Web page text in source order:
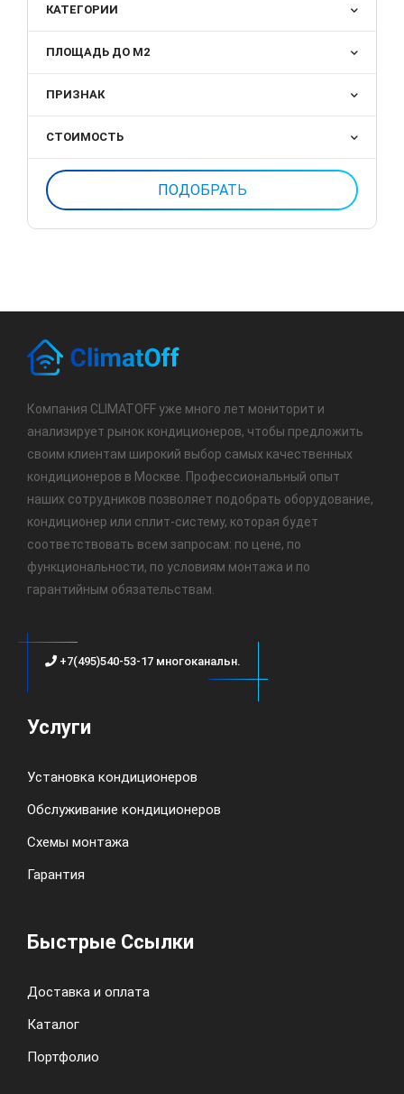
КАТЕГОРИИ
ПЛОЩАДЬ ДО М2
ПРИЗНАК
СТОИМОСТЬ
Компания CLIMATOFF уже много лет мониторит и
анализирует рынок кондиционеров, чтобы предложить
своим клиентам широкий выбор самых качественных
кондиционеров в Москве. Профессиональный опыт
наших сотрудников позволяет подобрать оборудование,
кондиционер или сплит-систему, которая будет
соответствовать всем запросам: по цене, по
функциональности, по условиям монтажа и по
гарантийным обязательствам.
+7(495)540-53-17 многоканальн.
Услуги
Установка кондиционеров
Обслуживание кондиционеров
Схемы монтажа
Гарантия
Быстрые Ссылки
Доставка и оплата
Каталог
Портфолио